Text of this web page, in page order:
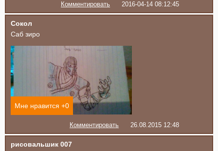
Комментировать 2016-04-14 08:12:45
Сокол
Саб зиро
Мне нравится +0
Комментировать 26.08.2015 12:48
рисовальшик 007